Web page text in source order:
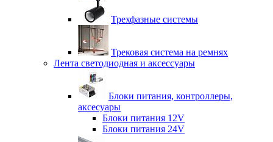
Трехфазные системы
Трековая система на ремнях
Лента светодиодная и аксессуары
Блоки питания, контроллеры,
аксесуары
Блоки питания 12V
Блоки питания 24V